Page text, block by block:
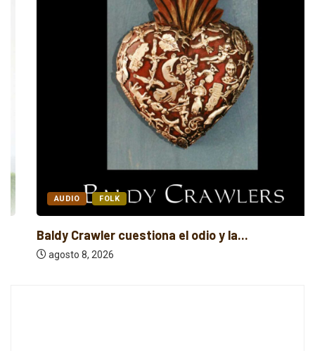
AUDIO FOLK
Baldy Crawler cuestiona el odio y la...
agosto 8, 2026